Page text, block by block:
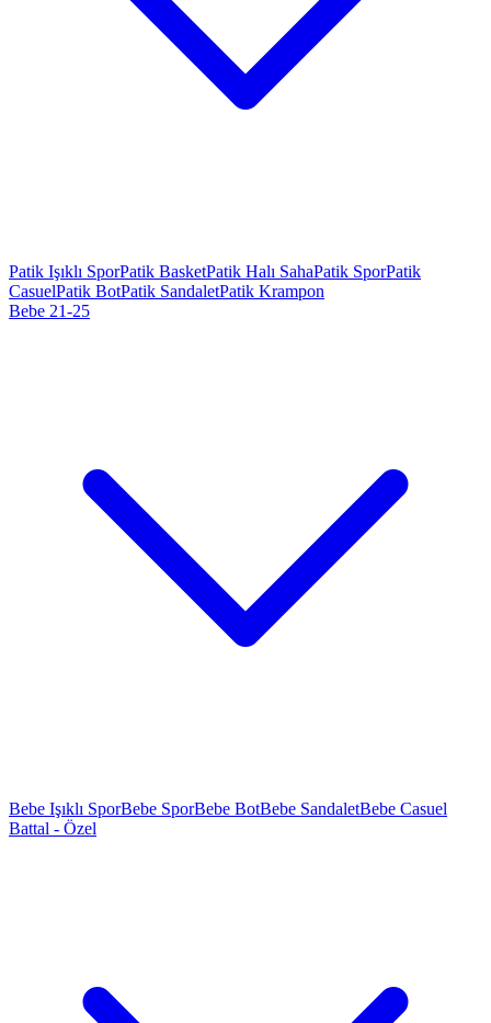
Patik Işıklı SporPatik BasketPatik Halı SahaPatik SporPatik
CasuelPatik BotPatik SandaletPatik Krampon
Bebe 21-25
Bebe Işıklı SporBebe SporBebe BotBebe SandaletBebe Casuel
Battal - Özel